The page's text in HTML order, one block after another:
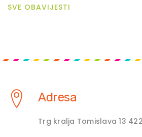
SVE OBAVIJESTI
Adresa
Trg kralja Tomislava 13